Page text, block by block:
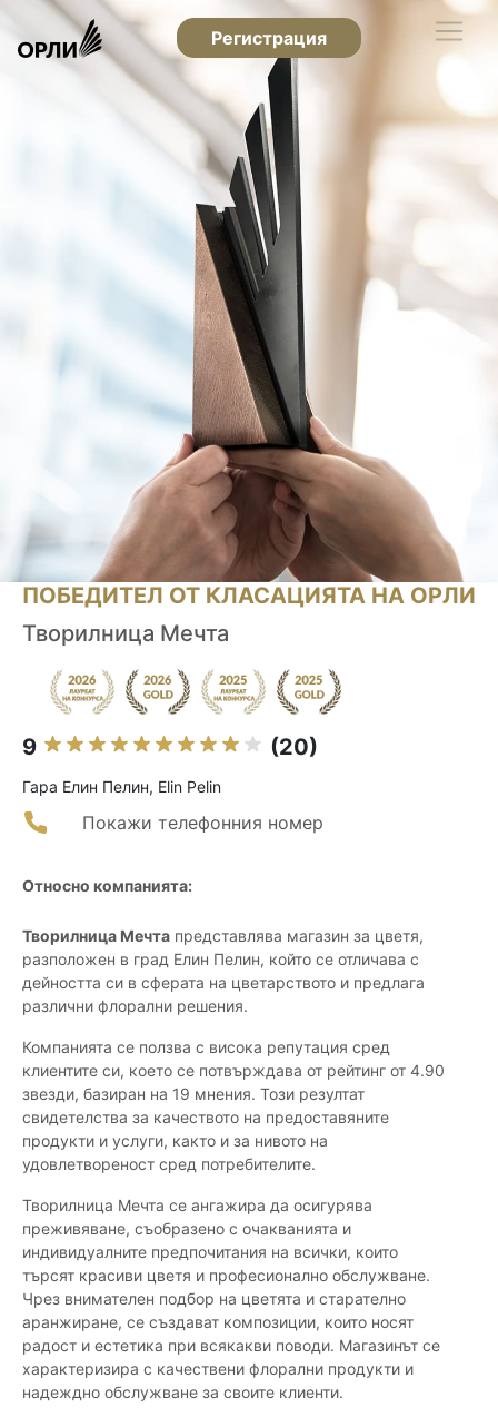
Регистрация
ПОБЕДИТЕЛ ОТ КЛАСАЦИЯТА НА ОРЛИ
Творилница Мечта
9 (20)
Гара Елин Пелин, Elin Pelin
Покажи телефонния номер
Относно компанията:
Творилница Мечта представлява магазин за цветя,
разположен в град Елин Пелин, който се отличава с
дейността си в сферата на цветарството и предлага
различни флорални решения.
Компанията се ползва с висока репутация сред
клиентите си, което се потвърждава от рейтинг от 4.90
звезди, базиран на 19 мнения. Този резултат
свидетелства за качеството на предоставяните
продукти и услуги, както и за нивото на
удовлетвореност сред потребителите.
Творилница Мечта се ангажира да осигурява
преживяване, съобразено с очакванията и
индивидуалните предпочитания на всички, които
търсят красиви цветя и професионално обслужване.
Чрез внимателен подбор на цветята и старателно
аранжиране, се създават композиции, които носят
радост и естетика при всякакви поводи. Магазинът се
характеризира с качествени флорални продукти и
надеждно обслужване за своите клиенти.